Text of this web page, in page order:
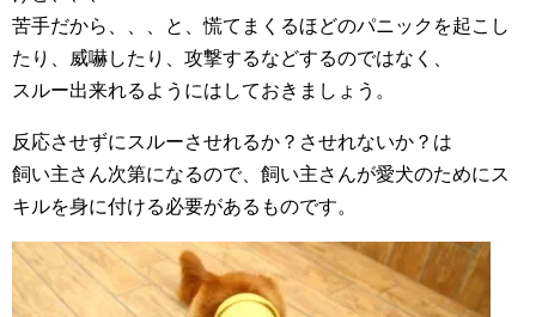
苦手だから、、、と、慌てまくるほどのパニックを起こし
たり、威嚇したり、攻撃するなどするのではなく、
スルー出来れるようにはしておきましょう。
反応させずにスルーさせれるか？させれないか？は
飼い主さん次第になるので、飼い主さんが愛犬のためにス
キルを身に付ける必要があるものです。